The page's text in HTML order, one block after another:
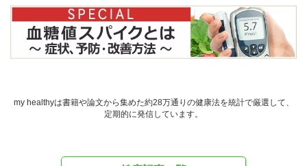
my healthyは書籍や論文から集めた約28万通りの健康法を統計で厳選して、
定期的に発信しています。